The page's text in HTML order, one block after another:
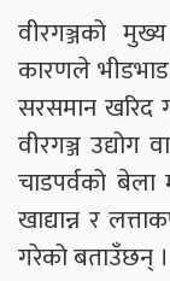
वीरगञ्जको
कारणले भीडभाड
सरसमान खरिद
वीरगञ्ज उद्योग
चाडपर्वको बेला
खाद्यान्न र
गरेको बताउँछन् ।